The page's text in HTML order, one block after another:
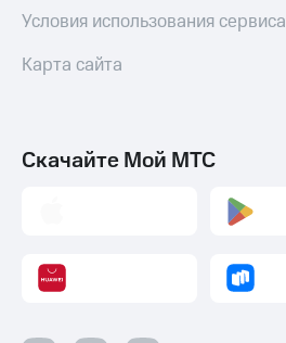
Условия использования сервиса
Карта сайта
Скачайте Мой МТС